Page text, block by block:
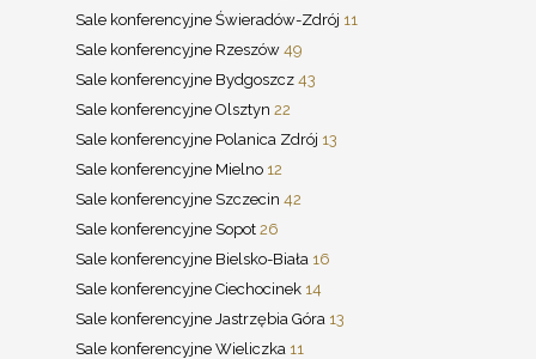
Sale konferencyjne Świeradów-Zdrój 11
Sale konferencyjne Rzeszów 49
Sale konferencyjne Bydgoszcz 43
Sale konferencyjne Olsztyn 22
Sale konferencyjne Polanica Zdrój 13
Sale konferencyjne Mielno 12
Sale konferencyjne Szczecin 42
Sale konferencyjne Sopot 26
Sale konferencyjne Bielsko-Biała 16
Sale konferencyjne Ciechocinek 14
Sale konferencyjne Jastrzębia Góra 13
Sale konferencyjne Wieliczka 11